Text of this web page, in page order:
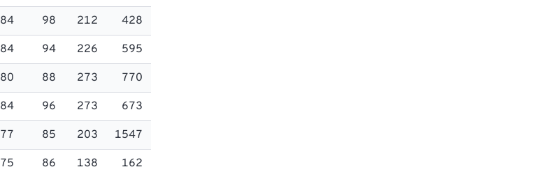
84 98 212 428
84 94 226 595
80 88 273 770
84 96 273 673
77 85 203 1547
75 86 138 162